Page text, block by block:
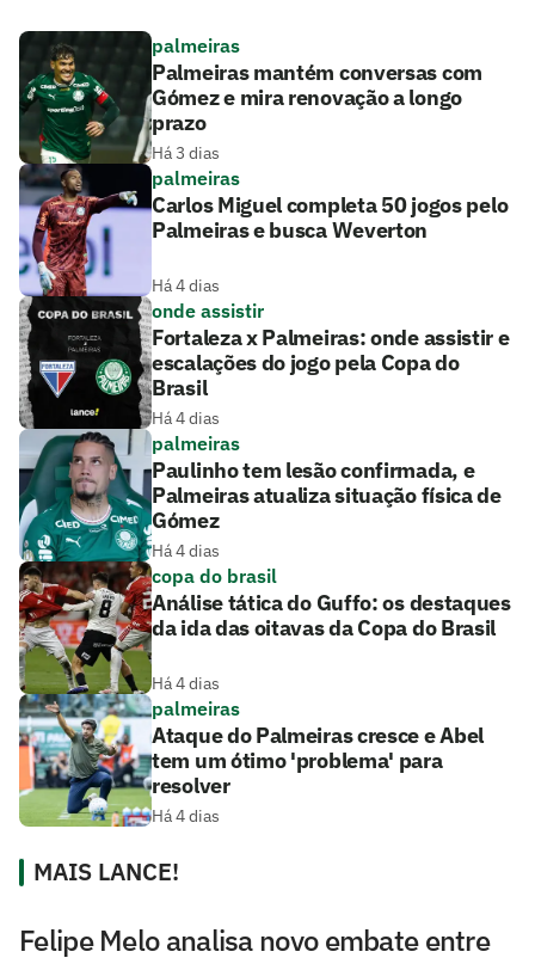
palmeiras
Palmeiras mantém conversas com
Gómez e mira renovação a longo
prazo
Há 3 dias
palmeiras
Carlos Miguel completa 50 jogos pelo
Palmeiras e busca Weverton
Há 4 dias
onde assistir
Fortaleza x Palmeiras: onde assistir e
escalações do jogo pela Copa do
Brasil
Há 4 dias
palmeiras
Paulinho tem lesão confirmada, e
Palmeiras atualiza situação física de
Gómez
Há 4 dias
copa do brasil
Análise tática do Guffo: os destaques
da ida das oitavas da Copa do Brasil
Há 4 dias
palmeiras
Ataque do Palmeiras cresce e Abel
tem um ótimo 'problema' para
resolver
Há 4 dias
MAIS LANCE!
Felipe Melo analisa novo embate entre